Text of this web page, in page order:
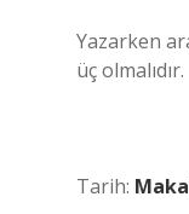
Yazarken
üç olmalıdır.
Tarih: